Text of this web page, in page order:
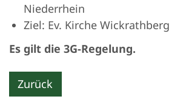
Niederrhein
Ziel: Ev. Kirche Wickrathberg
Es gilt die 3G-Regelung.
Zurück